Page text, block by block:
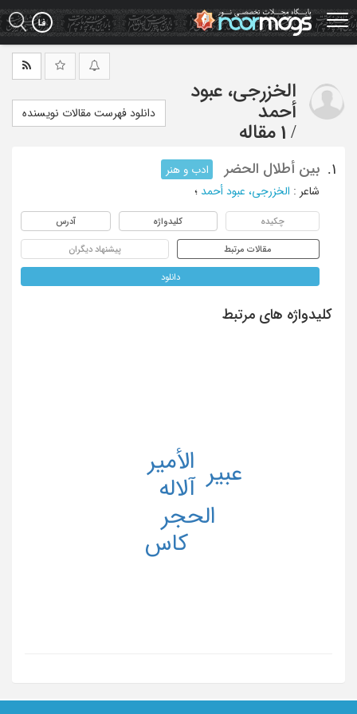
Skip
to
main
الخزرجی، عبود
أحمد
/ 1 مقاله
دانلود فهرست مقالات نویسنده
1. بین أطلال الحضر
ادب و هنر
شاعر : الخزرجی، عبود أحمد ؛
چکیده کلیدواژه آدرس
مقالات مرتبط پیشنهاد دیگران
دانلود
کلیدواژه های مرتبط
آلاله
الأمیر
الحجر
عبیر
کاس